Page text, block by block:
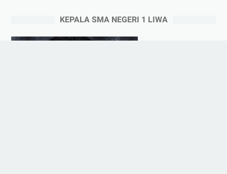
KEPALA SMA NEGERI 1 LIWA